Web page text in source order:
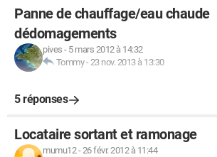
Panne de chauffage/eau chaude
dédomagements
pives - 5 mars 2012 à 14:32
Tommy-23 nov. 2013 à 13:30
5 réponses
Locataire sortant et ramonage
mumu12-26 févr. 2012 à 11:44